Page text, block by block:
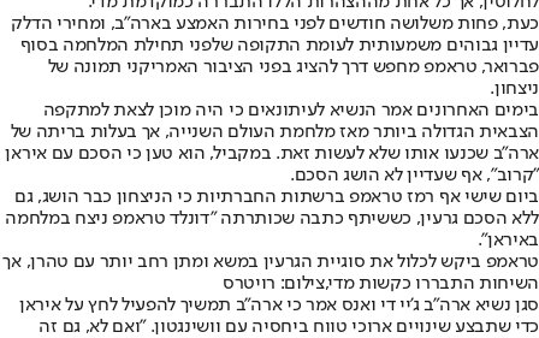
כעת, פחות משלושה חודשים לפני בחירות האמצע בארה"ב, ומחירי הדלק
עדיין גבוהים משמעותית לעומת התקופה שלפני תחילת המלחמה בסוף
פברואר, טראמפ מחפש דרך להציג בפני הציבור האמריקני תמונה של
ניצחון.
בימים האחרונים אמר הנשיא לעיתונאים כי היה מוכן לצאת למתקפה
הצבאית הגדולה ביותר מאז מלחמת העולם השנייה, אך בעלות בריתה של
ארה"ב שכנעו אותו שלא לעשות זאת. במקביל, הוא טען כי הסכם עם איראן
"קרוב", אף שעדיין לא הושג הסכם.
ביום שישי אף רמז טראמפ ברשתות החברתיות כי הניצחון כבר הושג, גם
ללא הסכם גרעין, כששיתף כתבה שכותרתה "דונלד טראמפ ניצח במלחמה
באיראן".
טראמפ ביקש לכלול את סוגיית הגרעין במשא ומתן רחב יותר עם טהרן, אך
השיחות התבררו כקשות מדי,צילום: רויטרס
סגן נשיא ארה"ב ג'יי די ואנס אמר כי ארה"ב תמשיך להפעיל לחץ על איראן
כדי שתבצע שינויים ארוכי טווח ביחסיה עם וושינגטון. "ואם לא, גם זה